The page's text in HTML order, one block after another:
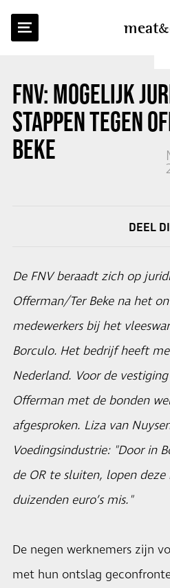
meat
FNV: MOGELIJK
STAPPEN TEGEN
BEKE
TERUG NAAR OVERZICHT
DEEL
De FNV beraadt zich op
Offerman/Ter Beke na het
medewerkers bij het
Borculo. Het bedrijf heeft
Nederland. Voor de
Offerman met de bonden
afgesproken. Liza van
Voedingsindustrie: "Door in
de OR te sluiten, lopen deze
duizenden euro’s mis."
De negen werknemers zijn
met hun ontslag